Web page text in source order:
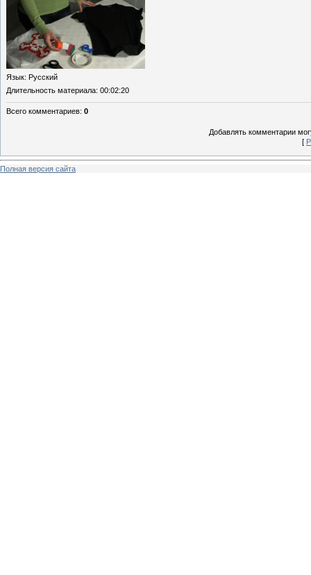
Язык: Русский
Длительность материала: 00:02:20
Всего комментариев: 0
Добавлять комментарии
[
Полная версия сайта